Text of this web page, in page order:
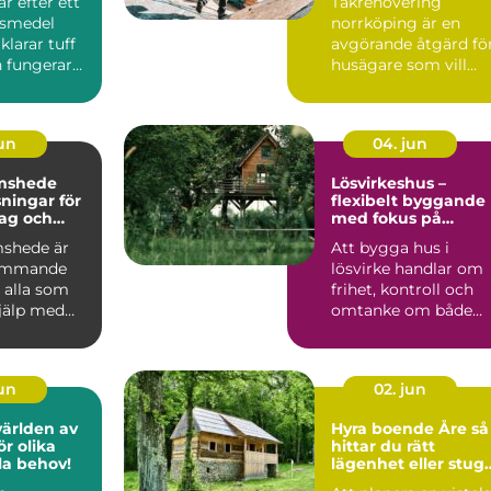
tuff
fungerar
Östgötskt klimat
norrköping är en
avgörande åtgärd
husägare som vill
mot fukt, mö...
för
och
är
som
med
04. jun
Lösvirkeshus –
flexibelt byggande
med fokus på
Att bygga hus i
lösvirke handlar om
frihet, kontroll och
omtanke om både
av
olika
behov!
02. jun
Hyra boende Åre så
hittar du rätt
lägenhet eller